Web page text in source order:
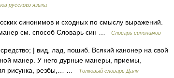
русского языка
синонимов и сходных по смыслу выражений.
см. способ Словарь син …
Словарь синонимов
| вид, лад, пошиб. Всякий канонер на свой
манер. У него дурные манеры, приемы,
рисунка, резбы,… …
Толковый словарь Даля